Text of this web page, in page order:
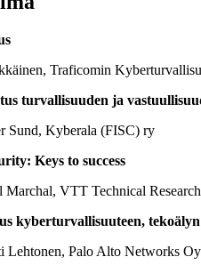
Traficomin
turvallisuuden ja
Sund, Kyberala (FISC) ry
Keys to success
Marchal, VTT Technical
kyberturvallisuuteen,
Lehtonen, Palo Alto Networks Oy